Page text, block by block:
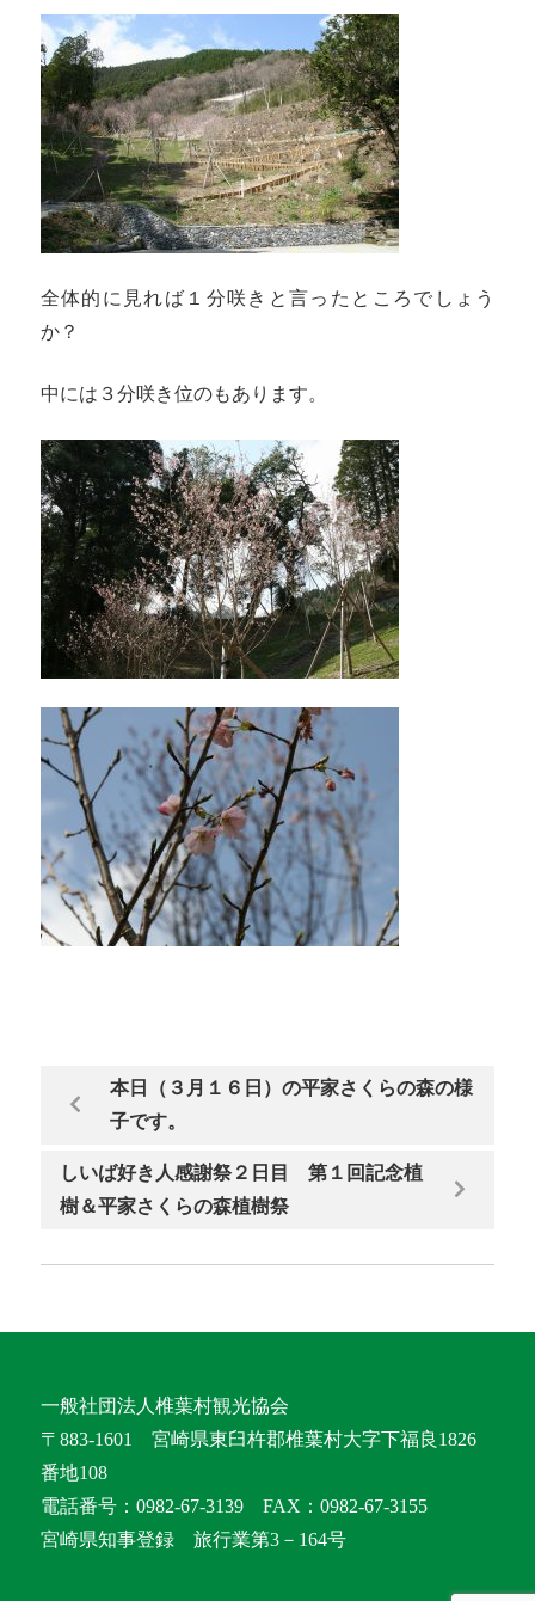
全体的に見れば１分咲きと言ったところでしょう
か？
中には３分咲き位のもあります。
本日（３月１６日）の平家さくらの森の様
子です。
しいば好き人感謝祭２日目 第１回記念植
樹＆平家さくらの森植樹祭
一般社団法人椎葉村観光協会
〒883-1601 宮崎県東臼杵郡椎葉村大字下福良1826
番地108
電話番号：0982-67-3139 FAX：0982-67-3155
宮崎県知事登録 旅行業第3－164号